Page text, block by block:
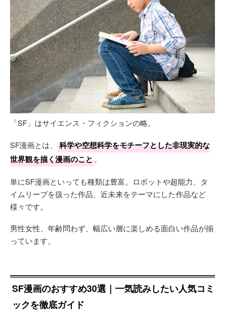
「SF」はサイエンス・フィクションの略。
SF漫画とは、
科学や空想科学をモチーフとした非現実的な
世界観を描く漫画のこと。
単にSF漫画といっても種類は豊富。ロボットや超能力、タ
イムリープを扱った作品、近未来をテーマにした作品など
様々です。
男性女性、年齢問わず、幅広い層に楽しめる面白い作品が揃
っています。
SF漫画のおすすめ30選｜一気読みしたい人気コミ
ックを徹底ガイド